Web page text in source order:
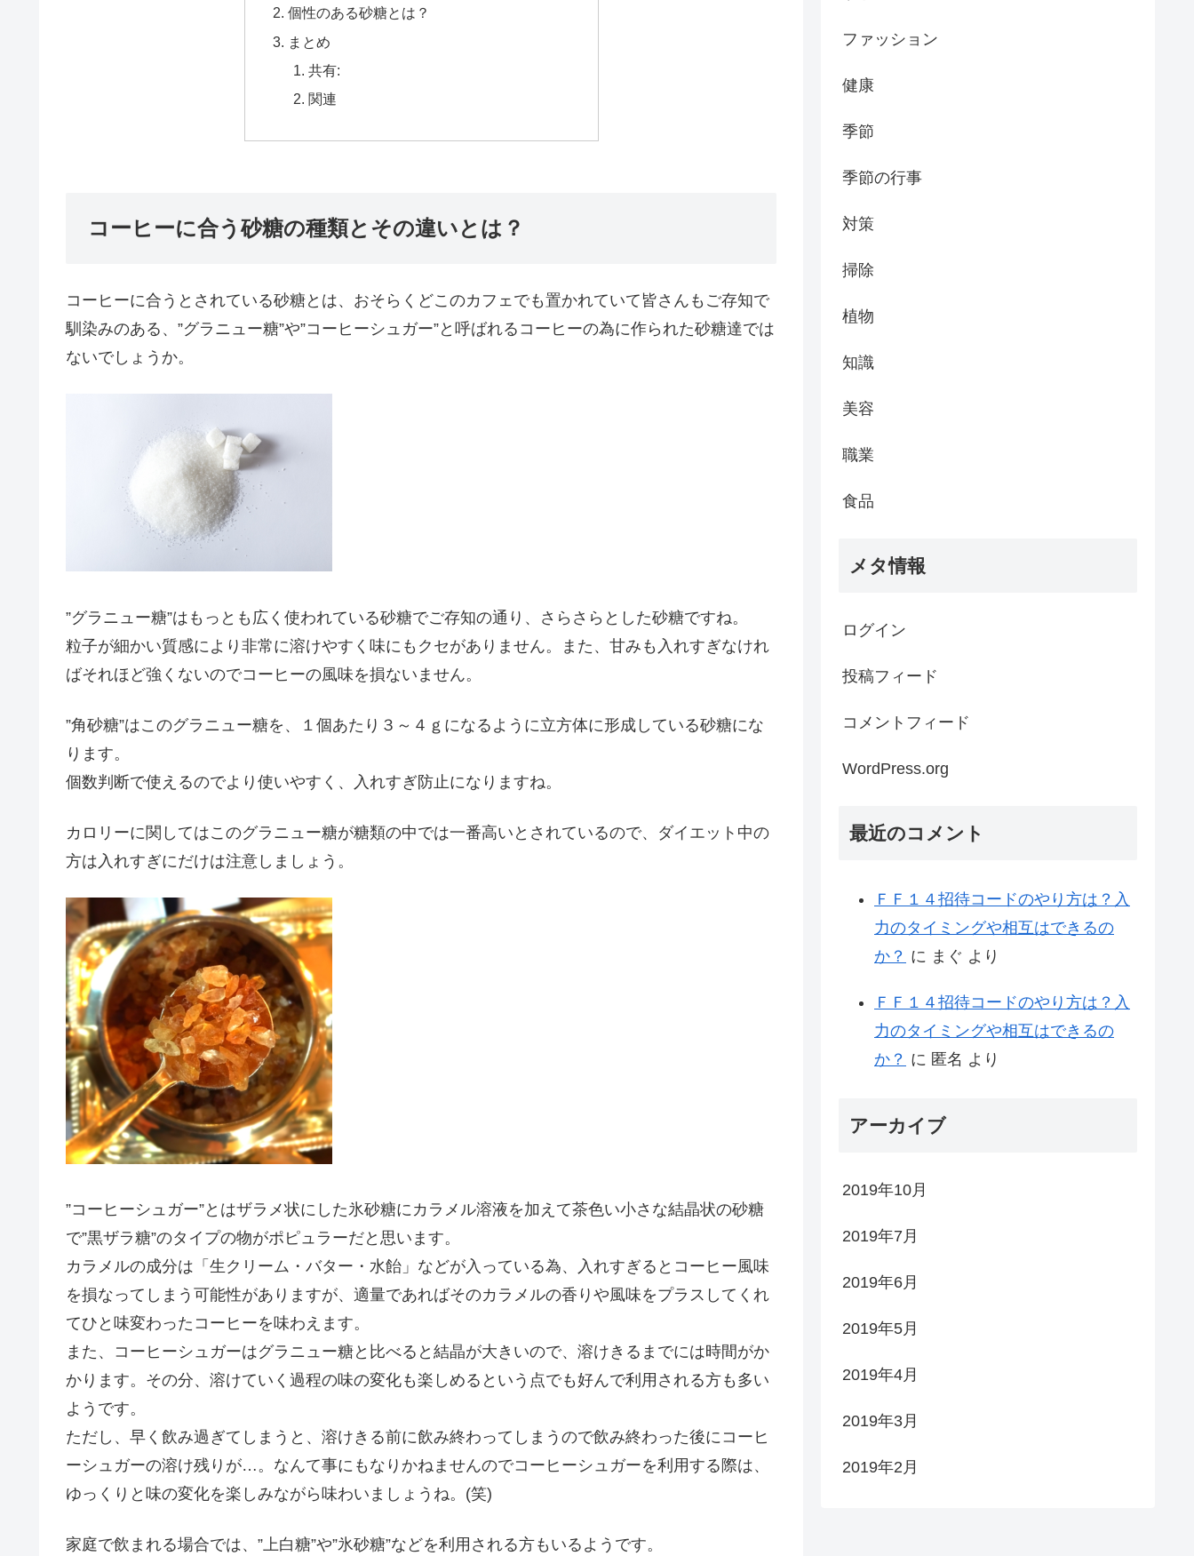
個性のある砂糖とは？
まとめ
共有:
関連
コーヒーに合う砂糖の種類とその違いとは？
コーヒーに合うとされている砂糖とは、おそらくどこのカフェでも置かれていて皆さんもご存知で
馴染みのある、 ”グラニュー糖”や”コーヒーシュガー”と呼ばれるコーヒーの為に作られた砂糖達では
ないでしょうか。
”グラニュー糖”はもっとも広く使われている砂糖でご存知の通り、さらさらとした砂糖ですね。
粒子が細かい質感により非常に溶けやすく味にもクセがありません。また、甘みも入れすぎなけれ
ばそれほど強くないのでコーヒーの風味を損ないません。
”角砂糖”はこのグラニュー糖を、１個あたり３～４ｇになるように立方体に形成している砂糖にな
ります。
個数判断で使えるのでより使いやすく、入れすぎ防止になりますね。
カロリーに関してはこのグラニュー糖が糖類の中では一番高いとされているので、ダイエット中の
方は入れすぎにだけは注意しましょう。
”コーヒーシュガー”とはザラメ状にした氷砂糖にカラメル溶液を加えて茶色い小さな結晶状の砂糖
で”黒ザラ糖”のタイプの物がポピュラーだと思います。
カラメルの成分は「生クリーム・バター・水飴」などが入っている為、入れすぎるとコーヒー風味
を損なってしまう可能性がありますが、適量であればそのカラメルの香りや風味をプラスしてくれ
てひと味変わったコーヒーを味わえます。
また、コーヒーシュガーはグラニュー糖と比べると結晶が大きいので、溶けきるまでには時間がか
かります。その分、溶けていく過程の味の変化も楽しめるという点でも好んで利用される方も多い
ようです。
ただし、早く飲み過ぎてしまうと、溶けきる前に飲み終わってしまうので飲み終わった後にコーヒ
ーシュガーの溶け残りが…。なんて事にもなりかねませんのでコーヒーシュガーを利用する際は、
ゆっくりと味の変化を楽しみながら味わいましょうね。(笑)
家庭で飲まれる場合では、 ”上白糖”や”氷砂糖”などを利用される方もいるようです。
ファッション
健康
季節
季節の行事
対策
掃除
植物
知識
美容
職業
食品
メタ情報
ログイン
投稿フィード
コメントフィード
WordPress.org
最近のコメント
ＦＦ１４招待コードのやり方は？入
力のタイミングや相互はできるの
か？ に まぐ より
ＦＦ１４招待コードのやり方は？入
力のタイミングや相互はできるの
か？ に 匿名 より
アーカイブ
2019年10月
2019年7月
2019年6月
2019年5月
2019年4月
2019年3月
2019年2月